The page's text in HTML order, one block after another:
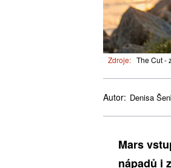
Zdroje: The Cut -
Autor: Denisa
Mars
nápadů i